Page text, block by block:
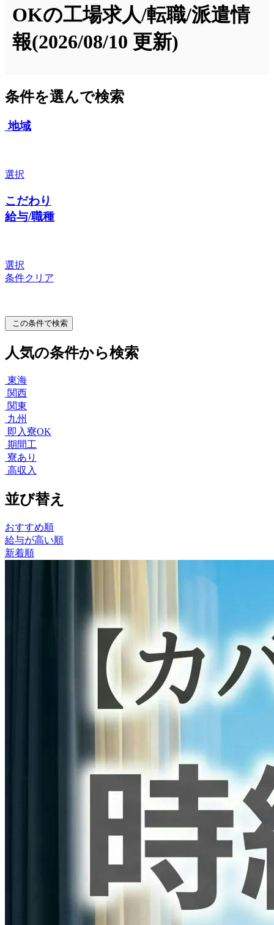
OKの工場求人/転職/派遣情
報(2026/08/10 更新)
条件を選んで検索
地域
選択
こだわり
給与/職種
選択
条件クリア
この条件で検索
人気の条件から検索
東海
関西
関東
九州
即入寮OK
期間工
寮あり
高収入
並び替え
おすすめ順
給与が高い順
新着順